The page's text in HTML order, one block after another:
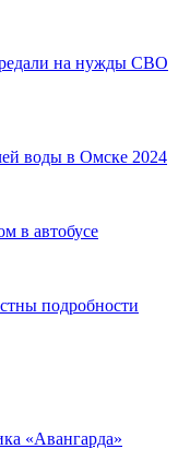
на нужды СВО
воды в Омске 2024
в автобусе
подробности
«Авангарда»